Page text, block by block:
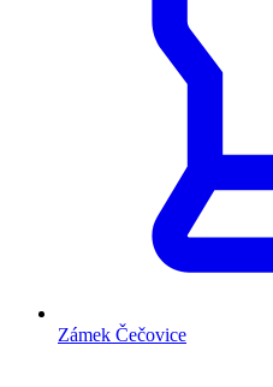
Zámek Čečovice